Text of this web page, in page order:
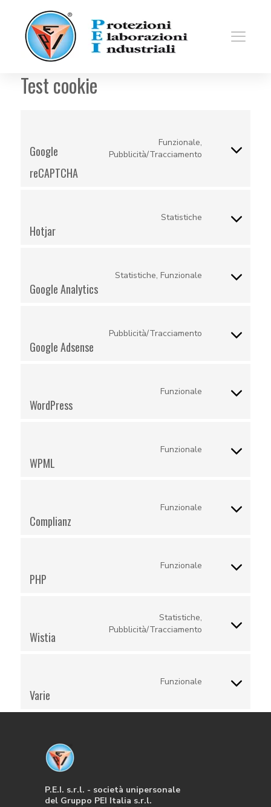
Test cookie
Google
reCAPTCHA
Funzionale,
Pubblicità/Tracciamento
Consent
recaptcha
Hotjar
Statistiche
Consent
hotjar
Google Analytics
Statistiche, Funzionale
Consent
google-
Google Adsense
Pubblicità/Tracciamento
Consent
google-
WordPress
Funzionale
Consent
wordpress
WPML
Funzionale
Consent
wpml
Complianz
Funzionale
Consent
complianz
PHP
Funzionale
Consent
Wistia
Statistiche,
Pubblicità/Tracciamento
Consent
wistia
Varie
Funzionale
Consent
P.E.I. s.r.l. - società unipersonale
del Gruppo PEI Italia s.r.l.